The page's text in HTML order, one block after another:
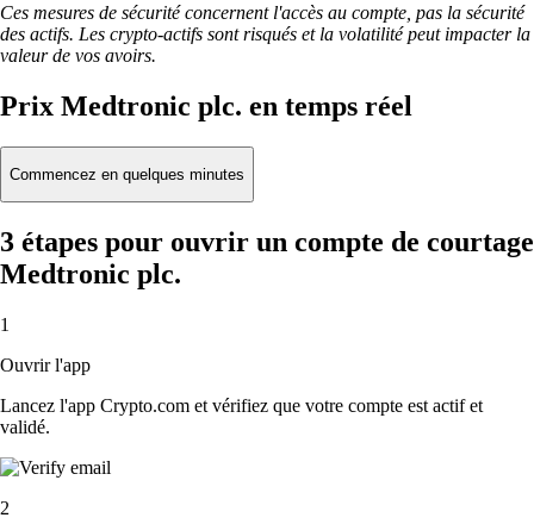
Ces mesures de sécurité concernent l'accès au compte, pas la sécurité
des actifs. Les crypto-actifs sont risqués et la volatilité peut impacter la
valeur de vos avoirs.
Prix Medtronic plc. en temps réel
Commencez en quelques minutes
3 étapes pour ouvrir un compte de courtage
Medtronic plc.
1
Ouvrir l'app
Lancez l'app Crypto.com et vérifiez que votre compte est actif et
validé.
2